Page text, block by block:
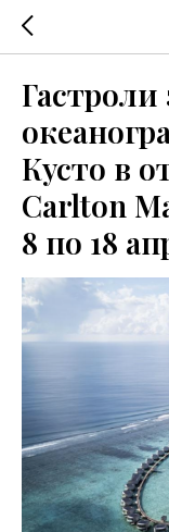
Кусто в
Carlton
8 по 18